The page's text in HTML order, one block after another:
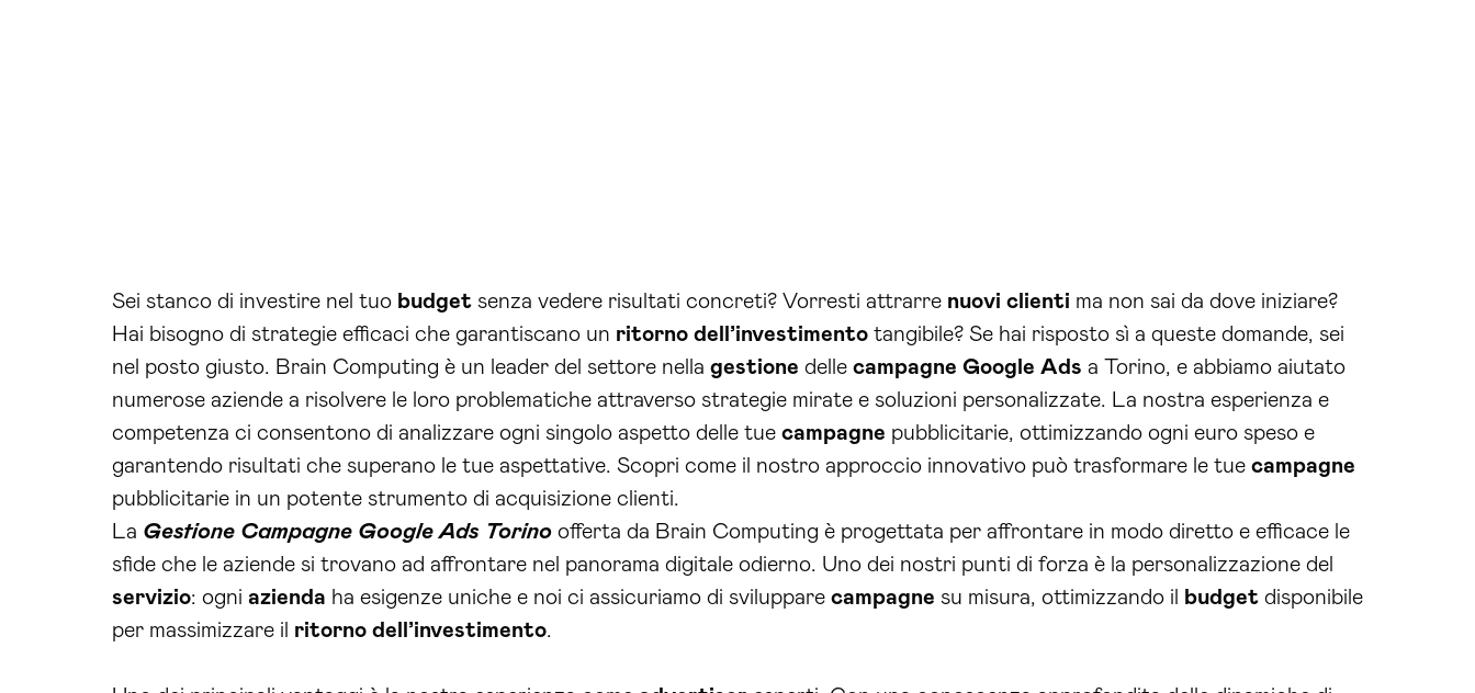
Sei stanco di investire nel tuo budget senza vedere risultati concreti? Vorresti attrarre nuovi clienti ma non sai da dove iniziare?
Hai bisogno di strategie efficaci che garantiscano un ritorno dell’investimento tangibile? Se hai risposto sì a queste domande, sei
nel posto giusto. Brain Computing è un leader del settore nella gestione delle campagne Google Ads a Torino, e abbiamo aiutato
numerose aziende a risolvere le loro problematiche attraverso strategie mirate e soluzioni personalizzate. La nostra esperienza e
competenza ci consentono di analizzare ogni singolo aspetto delle tue campagne pubblicitarie, ottimizzando ogni euro speso e
garantendo risultati che superano le tue aspettative. Scopri come il nostro approccio innovativo può trasformare le tue campagne
pubblicitarie in un potente strumento di acquisizione clienti.
La Gestione Campagne Google Ads Torino offerta da Brain Computing è progettata per affrontare in modo diretto e efficace le
sfide che le aziende si trovano ad affrontare nel panorama digitale odierno. Uno dei nostri punti di forza è la personalizzazione del
servizio: ogni azienda ha esigenze uniche e noi ci assicuriamo di sviluppare campagne su misura, ottimizzando il budget disponibile
per massimizzare il ritorno dell’investimento.